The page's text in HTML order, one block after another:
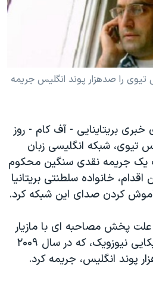
۲۰۲۴
ایران
را صدهزار پوند انگليس جريمه
بريتاينايی - آف کام - روز
تيوی، شبکه انگليسی زبان
يک جريمه نقدی سنگين محکوم
خانواده سلطنتی بريتانيا
کردن صدای اين شبکه کرد.
پخش مصاحبه ای با مازيار
بهاری، خبرنگار مجله آمريکايی نيوزويک، که در سال ۲۰۰۹
پوند انگليس، جريمه کرد.